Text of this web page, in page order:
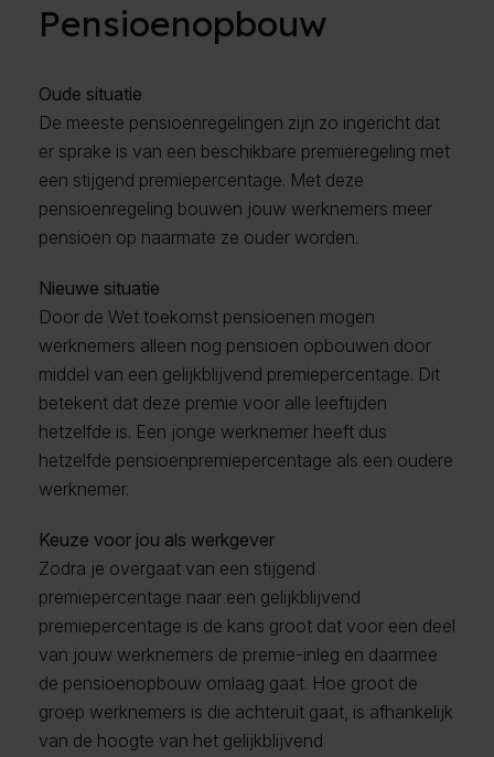
Pensioenopbouw
Oude situatie
De meeste pensioenregelingen zijn zo ingericht dat
er sprake is van een beschikbare premieregeling met
een stijgend premiepercentage. Met deze
pensioenregeling bouwen jouw werknemers meer
pensioen op naarmate ze ouder worden.
Nieuwe situatie
Door de Wet toekomst pensioenen mogen
werknemers alleen nog pensioen opbouwen door
middel van een gelijkblijvend premiepercentage. Dit
betekent dat deze premie voor alle leeftijden
hetzelfde is. Een jonge werknemer heeft dus
hetzelfde pensioenpremiepercentage als een oudere
werknemer.
Keuze voor jou als werkgever
Zodra je overgaat van een stijgend
premiepercentage naar een gelijkblijvend
premiepercentage is de kans groot dat voor een deel
van jouw werknemers de premie-inleg en daarmee
de pensioenopbouw omlaag gaat. Hoe groot de
groep werknemers is die achteruit gaat, is afhankelijk
van de hoogte van het gelijkblijvend